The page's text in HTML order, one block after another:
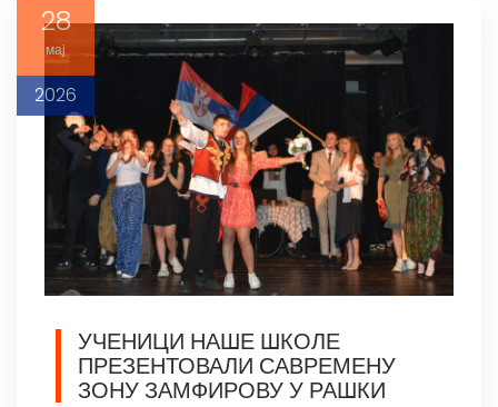
28
мај
2026
УЧЕНИЦИ НАШЕ ШКОЛЕ
ПРЕЗЕНТОВАЛИ САВРЕМЕНУ
ЗОНУ ЗАМФИРОВУ У РАШКИ